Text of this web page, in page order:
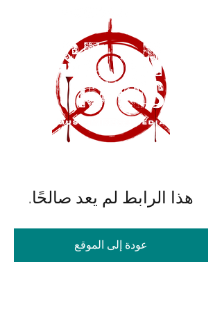
هذا الرابط لم يعد صالحًا.
عودة إلى الموقع